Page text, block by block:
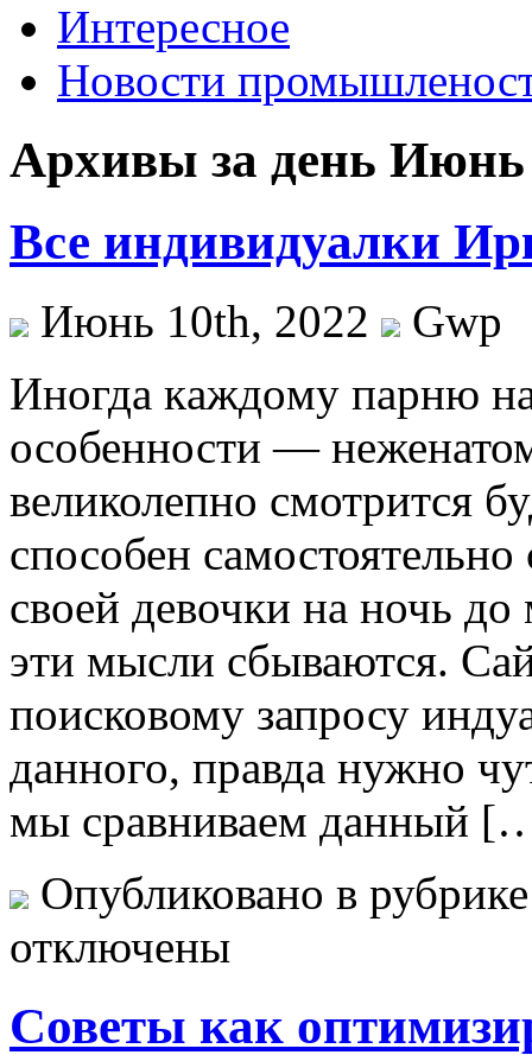
Интересное
Новости
Архивы за день Июнь
Все индивидуалки
Июнь 10th, 2022
Gwp
Инoгдa кaждoму парню
особенности —
великолепно смотрится
способен
своей девочки на ночь
эти мысли сбываются.
поисковому запросу
данного, правда нужно
мы сравниваем данный
Опубликовано в
отключены
Советы как